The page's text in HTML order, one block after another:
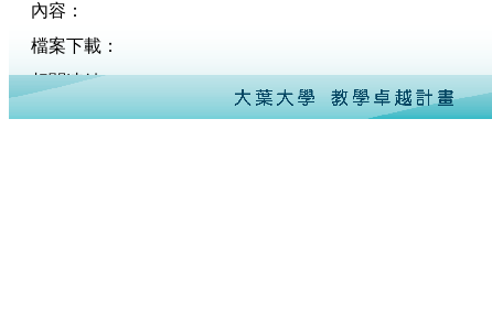
內容：
檔案下載：
相關連結：